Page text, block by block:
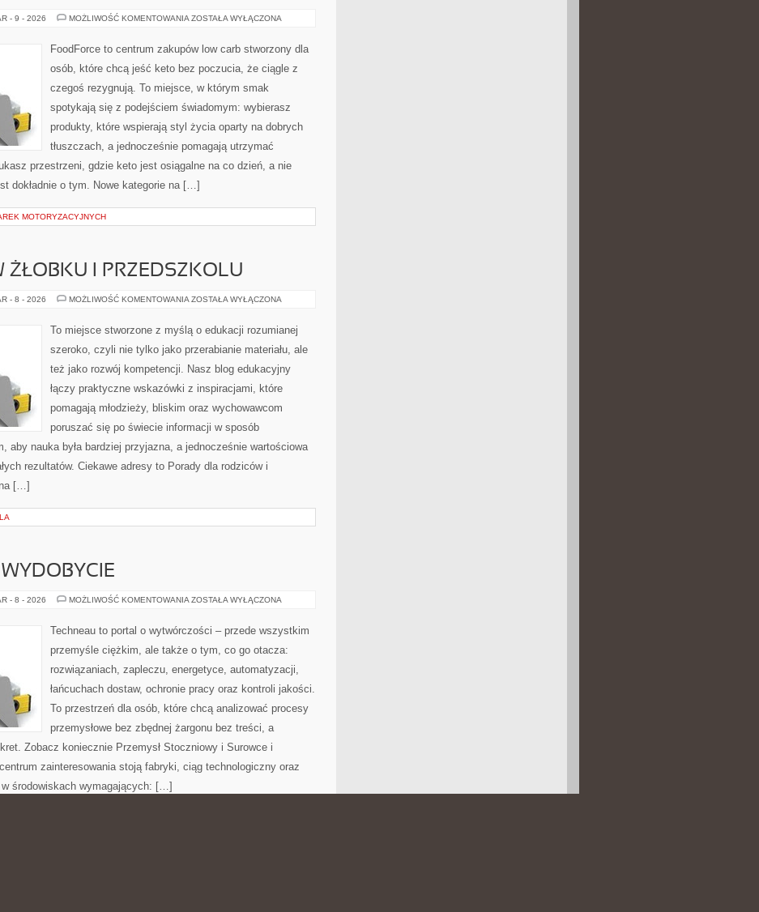
- 9 - 2026 MOŻLIWOŚĆ KOMENTOWANIA KETO
AKTYWNOŚĆ
ZOSTAŁA WYŁĄCZONA
FoodForce to centrum zakupów low carb stworzony dla
osób, które chcą jeść keto bez poczucia, że ciągle z
czegoś rezygnują. To miejsce, w którym smak
spotykają się z podejściem świadomym: wybierasz
produkty, które wspierają styl życia oparty na dobrych
tłuszczach, a jednocześnie pomagają utrzymać
przestrzeni, gdzie keto jest osiągalne na co dzień, a nie
dokładnie o tym. Nowe kategorie na […]
MOTORYZACYJNYCH
ŻŁOBKU I PRZEDSZKOLU
- 8 - 2026 MOŻLIWOŚĆ KOMENTOWANIA ADAPTACJA
PRZEDSZKOLU
ZOSTAŁA WYŁĄCZONA
To miejsce stworzone z myślą o edukacji rozumianej
szeroko, czyli nie tylko jako przerabianie materiału, ale
też jako rozwój kompetencji. Nasz blog edukacyjny
łączy praktyczne wskazówki z inspiracjami, które
pomagają młodzieży, bliskim oraz wychowawcom
poruszać się po świecie informacji w sposób
aby nauka była bardziej przyjazna, a jednocześnie wartościowa
rezultatów. Ciekawe adresy to Porady dla rodziców i
[…]
- 8 - 2026 MOŻLIWOŚĆ KOMENTOWANIA GÓRNICTWO
ZOSTAŁA WYŁĄCZONA
Techneau to portal o wytwórczości – przede wszystkim
przemyśle ciężkim, ale także o tym, co go otacza:
rozwiązaniach, zapleczu, energetyce, automatyzacji,
łańcuchach dostaw, ochronie pracy oraz kontroli jakości.
To przestrzeń dla osób, które chcą analizować procesy
przemysłowe bez zbędnej żargonu bez treści, a
Zobacz koniecznie Przemysł Stoczniowy i Surowce i
zainteresowania stoją fabryki, ciąg technologiczny oraz
środowiskach wymagających: […]